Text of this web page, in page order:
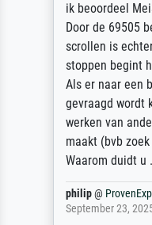
ik beoordeel
Door de 69505
scrollen is
stoppen begint
Als er naar een
gevraagd wordt
werken van
maakt (bvb
Waarom duidt u
philip@
September 23,